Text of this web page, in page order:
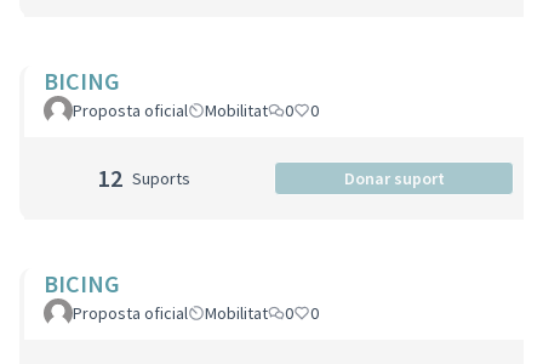
BICING
Proposta oficial Mobilitat 0 0
12 Suports Donar suport
BICING
Proposta oficial Mobilitat 0 0